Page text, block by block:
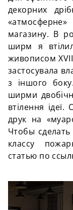
декорних
магазину. В
ширм я
живописом
застосувала
з іншого
ширми
втілення
друк на
Чтобы
классу
статью по